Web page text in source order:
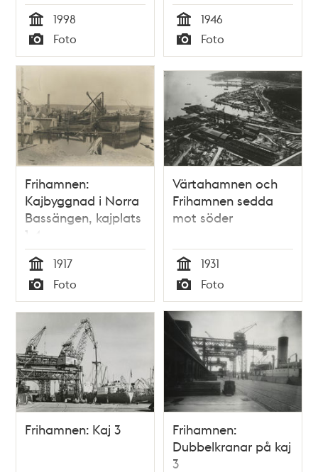
Tid
1998
Typ
Foto Tid
1946
Typ
Foto
Frihamnen:
Kajbyggnad i Norra
Bassängen, kajplats
1-4
Tid
1917
Typ
Foto
Värtahamnen och
Frihamnen sedda
mot söder
Tid
1931
Typ
Foto
Frihamnen: Kaj 3
Frihamnen:
Dubbelkranar på kaj
3